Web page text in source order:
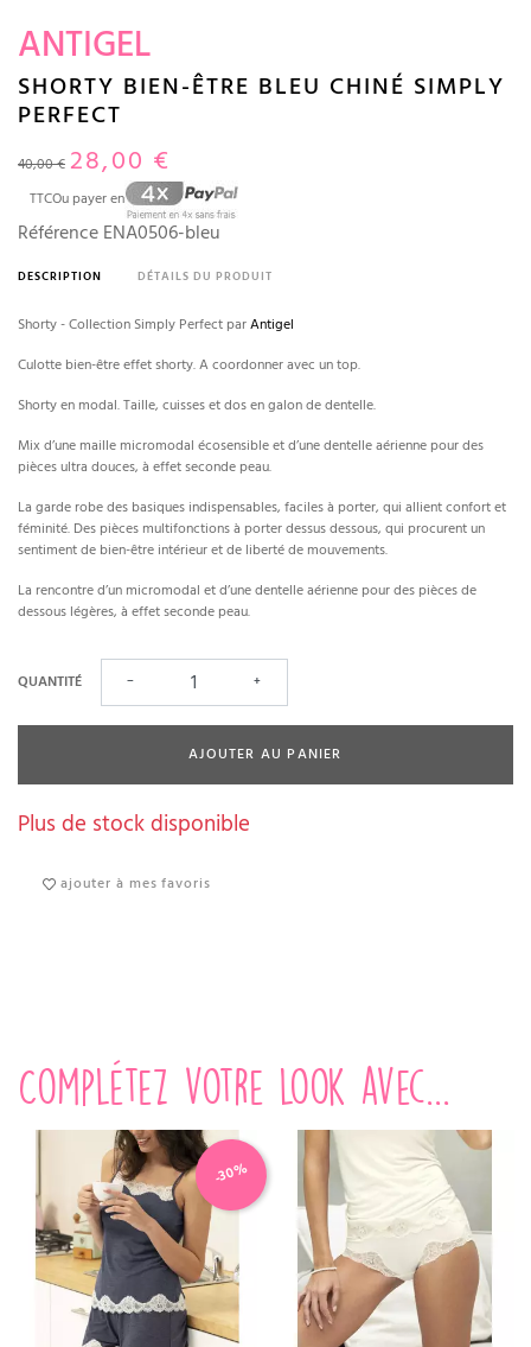
ANTIGEL
SHORTY BIEN-ÊTRE BLEU CHINÉ SIMPLY
PERFECT
40,00 € 28,00 €
TTCOu payer en
Référence ENA0506-bleu
DESCRIPTION DÉTAILS DU PRODUIT
Shorty - Collection Simply Perfect parAntigel
Culotte bien-être effet shorty. A coordonner avec un top.
Shorty en modal. Taille, cuisses et dos en galon de dentelle.
Mix d’une maille micromodal écosensible et d’une dentelle aérienne pour des
pièces ultra douces, à effet seconde peau.
La garde robe des basiques indispensables, faciles à porter, qui allient confort et
féminité. Des pièces multifonctions à porter dessus dessous, qui procurent un
sentiment de bien-être intérieur et de liberté de mouvements.
La rencontre d’un micromodal et d’une dentelle aérienne pour des pièces de
dessous légères, à effet seconde peau.
QUANTITÉ − +
AJOUTER AU PANIER
Plus de stock disponible
ajouter à mes favoris
Complétez votre look avec...
-30%